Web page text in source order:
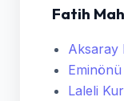
Fatih
Aksaray
Laleli